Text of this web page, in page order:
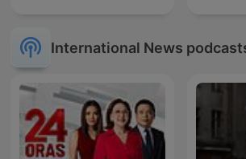
International News